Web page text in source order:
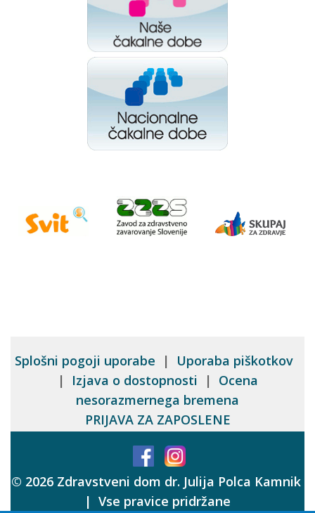
Splošni pogoji uporabe | Uporaba piškotkov
|
Izjava o dostopnosti | Ocena
nesorazmernega bremena
PRIJAVA ZA ZAPOSLENE
© 2026 Zdravstveni dom dr. Julija Polca Kamnik
| Vse pravice pridržane